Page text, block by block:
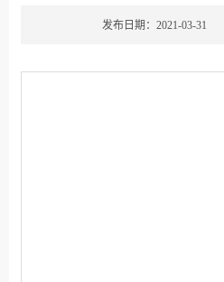
发布日期：2021-03-31